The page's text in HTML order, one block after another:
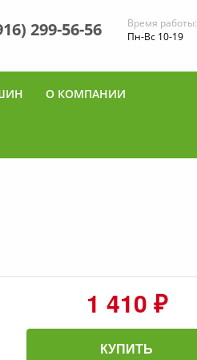
299-56-56
Время работы:
Пн-Вс 10-19
О КОМПАНИИ
1 410 ₽
КУПИТЬ